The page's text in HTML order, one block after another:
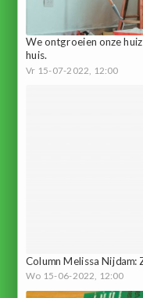
We ontgroeien onze
huis.
Vr 15-07-2022, 12:00
Column Melissa Nijdam:
Wo 15-06-2022, 12:00